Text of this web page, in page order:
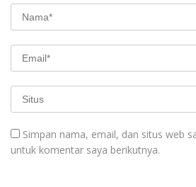
Simpan nama, email, dan situs web
untuk komentar saya berikutnya.